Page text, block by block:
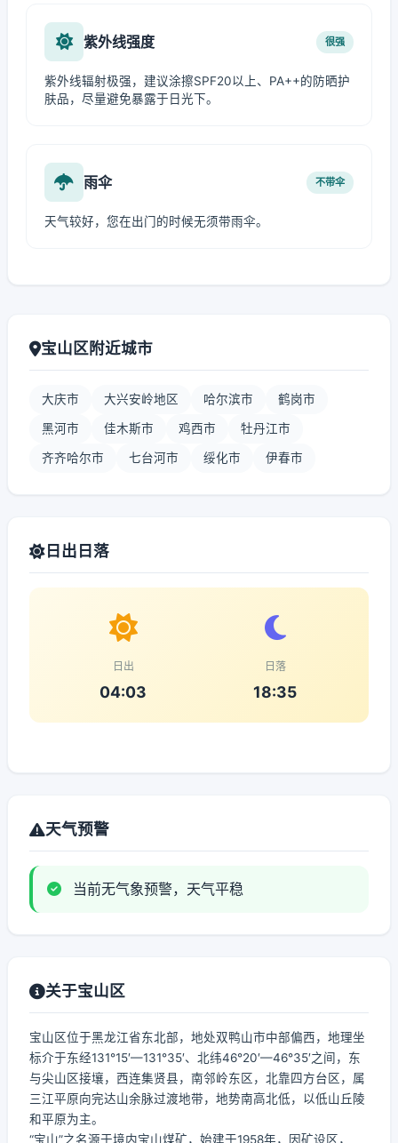
紫外线强度 很强
紫外线辐射极强，建议涂擦SPF20以上、PA++的防晒护
肤品，尽量避免暴露于日光下。
雨伞 不带伞
天气较好，您在出门的时候无须带雨伞。
宝山区附近城市
大庆市 大兴安岭地区 哈尔滨市 鹤岗市
黑河市 佳木斯市 鸡西市 牡丹江市
齐齐哈尔市 七台河市 绥化市 伊春市
日出日落
日出
04:03
日落
18:35
天气预警
当前无气象预警，天气平稳
关于宝山区
宝山区位于黑龙江省东北部，地处双鸭山市中部偏西，地理坐
标介于东经131°15′—131°35′、北纬46°20′—46°35′之间，东
与尖山区接壤，西连集贤县，南邻岭东区，北靠四方台区，属
三江平原向完达山余脉过渡地带，地势南高北低，以低山丘陵
和平原为主。
“宝山”之名源于境内宝山煤矿，始建于1958年，因矿设区，